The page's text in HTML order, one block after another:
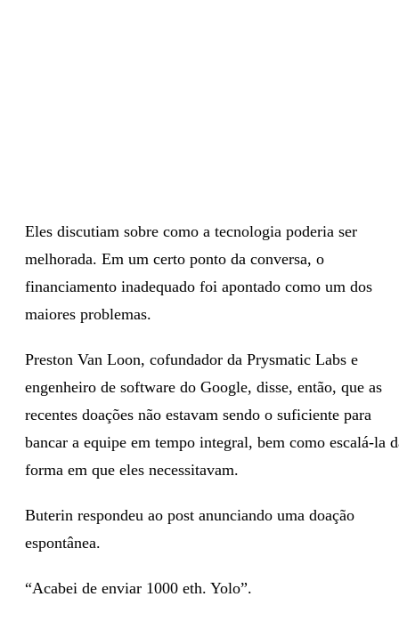
Eles discutiam sobre como a tecnologia poderia ser
melhorada. Em um certo ponto da conversa, o
financiamento inadequado foi apontado como um dos
maiores problemas.
Preston Van Loon, cofundador da Prysmatic Labs e
engenheiro de software do Google, disse, então, que as
recentes doações não estavam sendo o suficiente para
bancar a equipe em tempo integral, bem como escalá-la
forma em que eles necessitavam.
Buterin respondeu ao post anunciando uma doação
espontânea.
“Acabei de enviar 1000 eth. Yolo”.